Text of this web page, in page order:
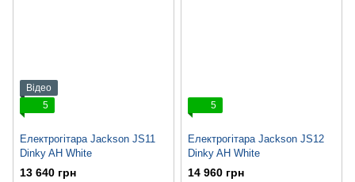
Відео
5
Електрогітара Jackson JS11
Dinky AH White
13 640 грн
5
Електрогітара Jackson JS12
Dinky AH White
14 960 грн